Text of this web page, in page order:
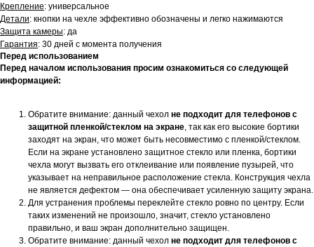
Крепление: универсальное
Детали: кнопки на чехле эффективно обозначены и легко нажимаются
Защита камеры: да
Гарантия: 30 дней с момента получения
Перед использованием
Перед началом использования просим ознакомиться со следующей
информацией:
Обратите внимание: данный чехол не подходит для телефонов с
защитной пленкой/стеклом на экране, так как его высокие бортики
заходят на экран, что может быть несовместимо с пленкой/стеклом.
Если на экране установлено защитное стекло или пленка, бортики
чехла могут вызвать его отклеивание или появление пузырей, что
указывает на неправильное расположение стекла. Конструкция чехла
не является дефектом — она обеспечивает усиленную защиту экрана.
Для устранения проблемы переклейте стекло ровно по центру. Если
таких изменений не произошло, значит, стекло установлено
правильно, и ваш экран дополнительно защищен.
Обратите внимание: данный чехол не подходит для телефонов с